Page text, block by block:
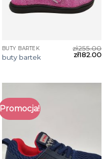
BUTY BARTEK
buty bartek
zł255.00
zł182.00
Promocja!